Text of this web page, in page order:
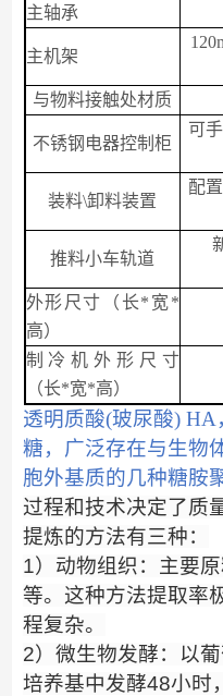
主轴承
主机架
与物料接触处材质
不锈钢电器控制柜
可
装料\卸料装置
配
推料小车轨道
外形尺寸（长*宽*
高）
制冷机外形尺寸
（长*宽*高）
透明质酸(玻尿酸) HA
糖，广泛存在与生物
胞外基质的几种糖胺
过程和技术决定了质
提炼的方法有三种：
1）动物组织：主要
等。这种方法提取率
程复杂。
2）微生物发酵：以
培养基中发酵48小时